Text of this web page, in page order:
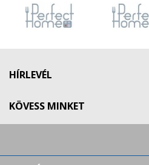
HÍRLEVÉL
KÖVESS MINKET